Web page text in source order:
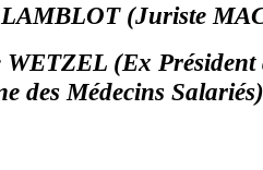
(Juriste
WETZEL (Ex
des Médecins